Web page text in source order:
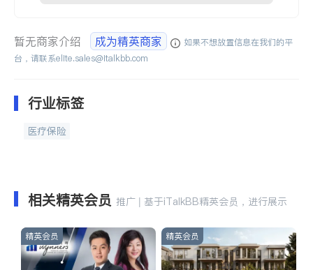
暂无商家介绍 成为精英商家
如果不想放置信息在我们的平
台，请联系elite.sales@italkbb.com
行业标签
医疗保险
相关精英会员 推广 | 基于iTalkBB精英会员，进行展示
精英会员 精英会员